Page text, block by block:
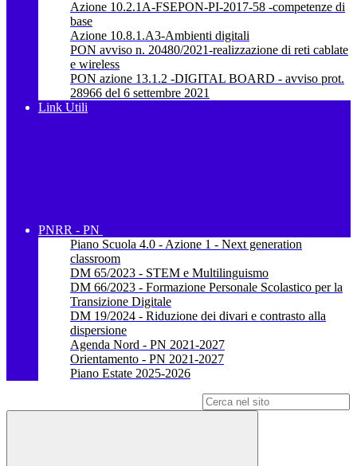
Azione 10.2.1A-FSEPON-PI-2017-58 -competenze di
base
Azione 10.8.1.A3-Ambienti digitali
PON avviso n. 20480/2021-realizzazione di reti cablate
e wireless
PON azione 13.1.2 -DIGITAL BOARD - avviso prot.
28966 del 6 settembre 2021
Link Utili
PNRR - PN
Piano Scuola 4.0 - Azione 1 - Next generation
classroom
DM 65/2023 - STEM e Multilinguismo
DM 66/2023 - Formazione Personale Scolastico per la
Transizione Digitale
DM 19/2024 - Riduzione dei divari e contrasto alla
dispersione
Agenda Nord - PN 2021-2027
Orientamento - PN 2021-2027
Piano Estate 2025-2026